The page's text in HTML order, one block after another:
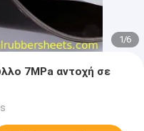
1/6
7MPa αντοχή σε